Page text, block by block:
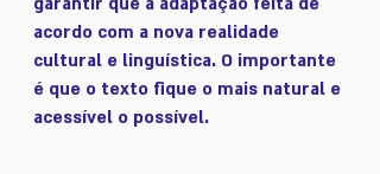
acordo com a nova realidade
cultural e linguística. O importante
é que o texto fique o mais natural e
acessível o possível.